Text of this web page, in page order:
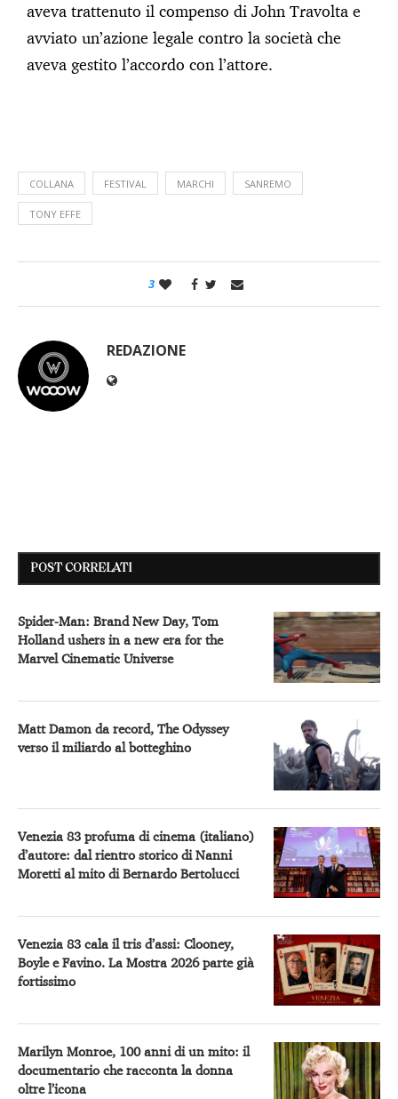
aveva trattenuto il compenso di John Travolta e
avviato un’azione legale contro la società che
aveva gestito l’accordo con l’attore.
COLLANA FESTIVAL MARCHI SANREMO
TONY EFFE
3
REDAZIONE
POST CORRELATI
Spider-Man: Brand New Day, Tom
Holland ushers in a new era for the
Marvel Cinematic Universe
Matt Damon da record, The Odyssey
verso il miliardo al botteghino
Venezia 83 profuma di cinema (italiano)
d’autore: dal rientro storico di Nanni
Moretti al mito di Bernardo Bertolucci
Venezia 83 cala il tris d’assi: Clooney,
Boyle e Favino. La Mostra 2026 parte già
fortissimo
Marilyn Monroe, 100 anni di un mito: il
documentario che racconta la donna
oltre l’icona